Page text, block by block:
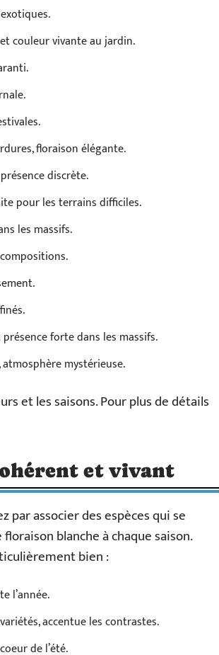
couleur vivante au jardin.
floraison élégante.
discrète.
pour les terrains difficiles.
les massifs.
forte dans les massifs.
mystérieuse.
et les saisons. Pour plus de détails
et vivant
par associer des espèces qui se
blanche à chaque saison.
bien :
l’année.
accentue les contrastes.
de l’été.